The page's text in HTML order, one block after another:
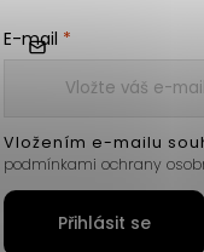
E-mail
Vložením e-mailu
podmínkami ochrany
Přihlásit se